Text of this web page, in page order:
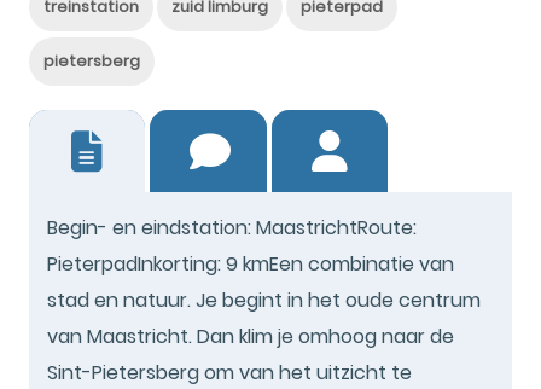
treinstation zuid limburg pieterpad
pietersberg
Begin- en eindstation: MaastrichtRoute:
PieterpadInkorting: 9 kmEen combinatie van
stad en natuur. Je begint in het oude centrum
van Maastricht. Dan klim je omhoog naar de
Sint-Pietersberg om van het uitzicht te